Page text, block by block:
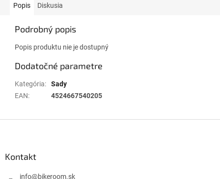
Popis Diskusia
Podrobný popis
Popis produktu nie je dostupný
Dodatočné parametre
Kategória:
Sady
EAN: 4524667540205
Kontakt
info@bikeroom.sk